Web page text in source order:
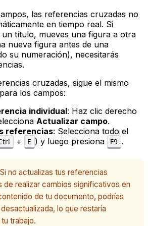
las referencias cruzadas no
en tiempo real. Si
un título, mueves una figura a otra
nueva figura antes de una
su numeración), necesitarás
cruzadas, sigue el mismo
los campos:
individual: Haz clic derecho
Actualizar campo.
referencias: Selecciona todo el
+ E ) y luego presiona F9 .
Si no actualizas tus referencias
de realizar cambios significativos en
de tu documento, podrías
lo que restaría
trabajo.